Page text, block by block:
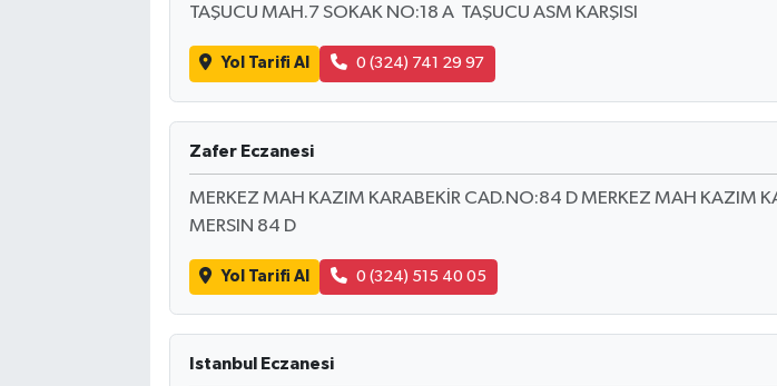
TAŞUCU MAH.7 SOKAK NO:18 A TAŞUCU ASM KARŞISI
Yol Tarifi Al 0 (324) 741 29 97
Zafer Eczanesi
MERKEZ MAH KAZIM KARABEKİR CAD.NO:84 D MERKEZ MAH KAZIM
MERSIN 84 D
Yol Tarifi Al 0 (324) 515 40 05
Istanbul Eczanesi